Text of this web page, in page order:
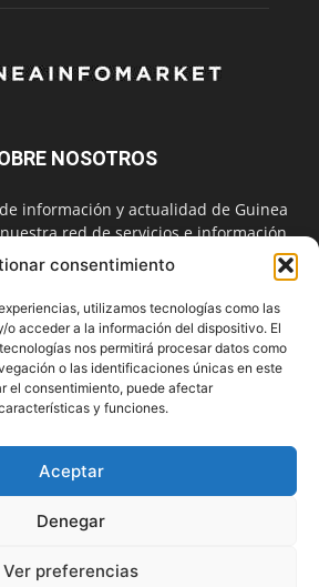
consentimiento
utilizamos tecnologías como las
o acceder a la información del dispositivo. El
nos permitirá procesar datos como
o las identificaciones únicas en este
el consentimiento, puede afectar
y funciones.
Aceptar
Denegar
Ver preferencias
NOSOTROS
información y actualidad de Guinea
red de servicios e información
en las redes sociales.
info@guineainfomarket.com
SÍGUENOS
Asóciate